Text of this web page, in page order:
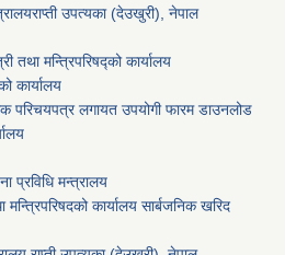
उपत्यका (देउखुरी), नेपाल
तथा मन्त्रिपरिषद्को कार्यालय
कार्यालय
परिचयपत्र लगायत उपयोगी फारम डाउनलोड
प्रविधि मन्त्रालय
कार्यालय सार्बजनिक खरिद